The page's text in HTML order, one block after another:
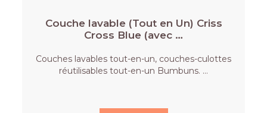
Couche lavable (Tout en Un) Criss
Cross Blue (avec …
Couches lavables tout-en-un, couches-culottes
réutilisables tout-en-un Bumbuns. …